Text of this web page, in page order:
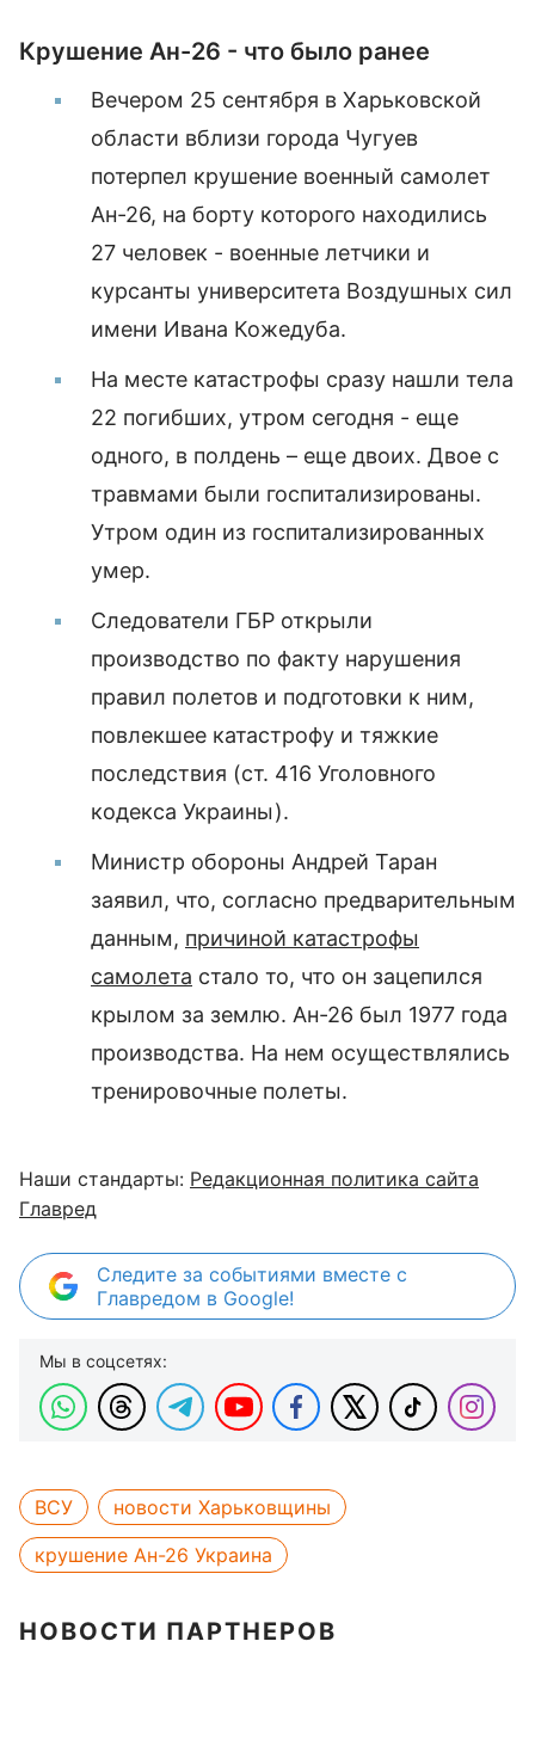
Крушение Ан-26 - что было ранее
Вечером 25 сентября в Харьковской
области вблизи города Чугуев
потерпел крушение военный самолет
Ан-26, на борту которого находились
27 человек - военные летчики и
курсанты университета Воздушных сил
имени Ивана Кожедуба.
На месте катастрофы сразу нашли тела
22 погибших, утром сегодня - еще
одного, в полдень – еще двоих. Двое с
травмами были госпитализированы.
Утром один из госпитализированных
умер.
Следователи ГБР открыли
производство по факту нарушения
правил полетов и подготовки к ним,
повлекшее катастрофу и тяжкие
последствия (ст. 416 Уголовного
кодекса Украины).
Министр обороны Андрей Таран
заявил, что, согласно предварительным
данным, причиной катастрофы
самолета стало то, что он зацепился
крылом за землю. Ан-26 был 1977 года
производства. На нем осуществлялись
тренировочные полеты.
Наши стандарты: Редакционная политика сайта
Главред
Следите за событиями вместе с
Главредом в Google!
Мы в соцсетях:
ВСУ
новости Харьковщины
крушение Ан-26 Украина
НОВОСТИ ПАРТНЕРОВ